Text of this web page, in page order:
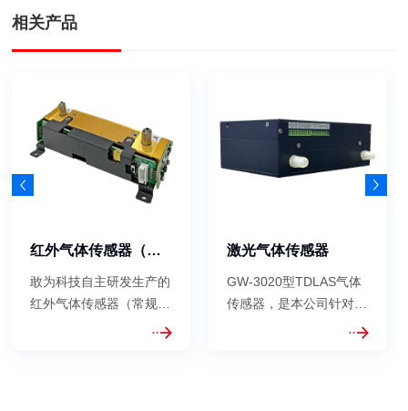
相关产品
红外气体传感器（常规量程）
敢为科技自主研发生产的
红外气体传感器（常规量
激光气体传感器
GW-3020型TDLAS气体
传感器，是本公司针对石
油天然气开采、工业过程